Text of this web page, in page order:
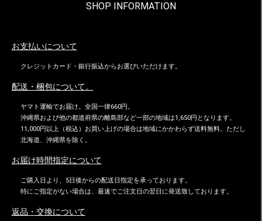
SHOP INFORMATION
お支払いについて
クレジットカード・銀行振込からお選びいただけます。
配送・梱包について。
ヤマト運輸でお届け。全国一律660円。
沖縄県および他の都道府県の離島部など一部の地域は1,650円となります。
11,000円以上（税込）お買い上げの場合は地域にかかわらず送料無料。ただし
北海道、沖縄県を除く。
お届け時間指定について
ご購入日より、5日後からの配送日指定を承っております。
特にご指定がない場合は、最速でご注文日の翌日に発送致しております。
返品・交換について